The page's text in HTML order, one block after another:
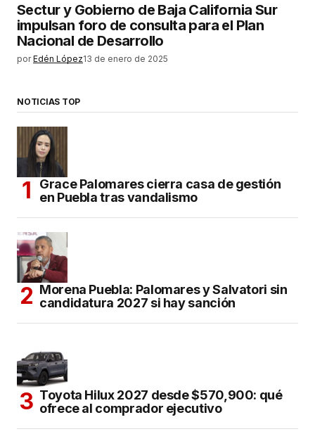
Sectur y Gobierno de Baja California Sur
impulsan foro de consulta para el Plan
Nacional de Desarrollo
por Edén López13 de enero de 2025
NOTICIAS TOP
Grace Palomares cierra casa de gestión
en Puebla tras vandalismo
Morena Puebla: Palomares y Salvatori sin
candidatura 2027 si hay sanción
Toyota Hilux 2027 desde $570,900: qué
ofrece al comprador ejecutivo